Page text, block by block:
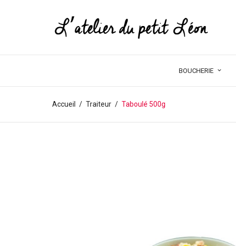
BOUCHERIE
Accueil Traiteur Taboulé 500g